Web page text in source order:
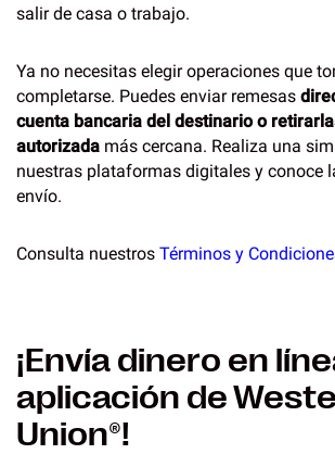
salir de casa o trabajo.
Ya no necesitas elegir operaciones que
completarse. Puedes enviar remesas
cuenta bancaria del destinario o
autorizada más cercana. Realiza una
nuestras plataformas digitales y conoce
envío.
Consulta nuestros Términos y
¡Envía dinero en
aplicación de
Union®!​